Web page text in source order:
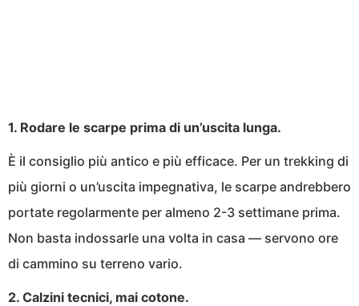
1. Rodare le scarpe prima di un’uscita lunga.
È il consiglio più antico e più efficace. Per un trekking di
più giorni o un’uscita impegnativa, le scarpe andrebbero
portate regolarmente per almeno 2-3 settimane prima.
Non basta indossarle una volta in casa — servono ore
di cammino su terreno vario.
2. Calzini tecnici, mai cotone.